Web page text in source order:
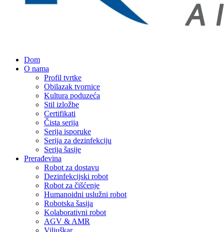
Dom
O nama
Profil tvrtke
Obilazak tvornice
Kultura poduzeća
Stil izložbe
Certifikati
Čista serija
Serija isporuke
Serija za dezinfekciju
Serija šasije
Prerađevina
Robot za dostavu
Dezinfekcijski robot
Robot za čišćenje
Humanoidni uslužni robot
Robotska šasija
Kolaborativni robot
AGV & AMR
Viljuškar